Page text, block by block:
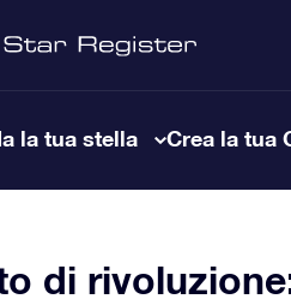
la tua stella Crea la tua
di